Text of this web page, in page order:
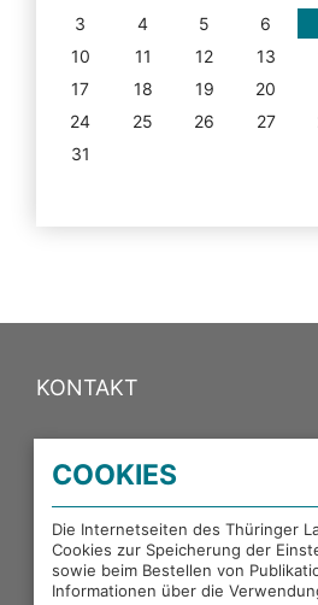
3
4 5 6
10
11 12 13
17
18 19 20
24
25 26 27
31
KONTAKT
PORTALE DES
EXTERNE LINKS
COOKIES
Die Internetseiten des Thüringer
Cookies zur Speicherung der
sowie beim Bestellen von
Informationen über die